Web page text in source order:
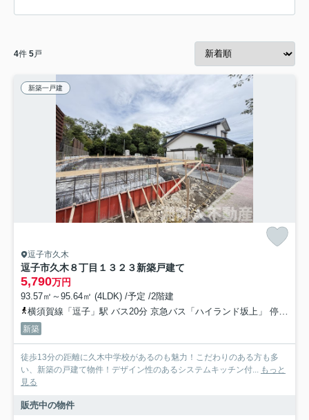
4件 5戸
新築一戸建
逗子市久木
逗子市久木８丁目１３２３新築戸建て
5,790万円
93.57㎡～95.64㎡ (4LDK) /予定 /2階建
横須賀線「逗子」駅 バス20分 京急バス「ハイランド坂上」 停歩1分
新築
徒歩13分の距離に久木中学校があるのも魅力！こだわりのある方も多
い、新築の戸建て物件！デザイン性のあるシステムキッチン付... もっと
見る
販売中の物件